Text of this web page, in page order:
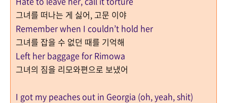
그녀를 떠나는 게 싫어, 고문 이야
Remember when I couldn’t hold her
그녀를 잡을 수 없던 때를 기억해
Left her baggage for Rimowa
그녀의 짐을 리모와편으로 보냈어
I got my peaches out in Georgia (oh, yeah, shit)